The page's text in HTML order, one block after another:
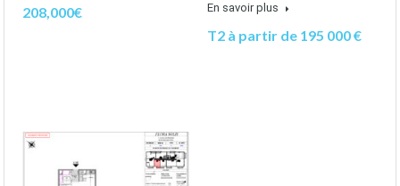
208,000€ En savoir plus
T2 à partir de 195 000 €